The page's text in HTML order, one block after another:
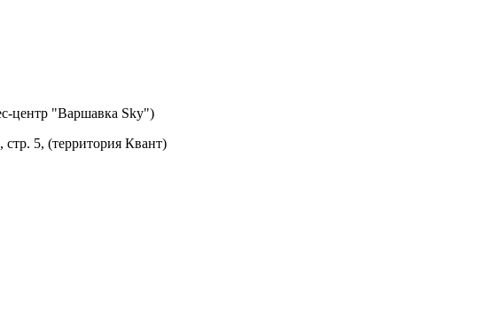
центр "Варшавка Sky")
стр. 5, (территория Квант)